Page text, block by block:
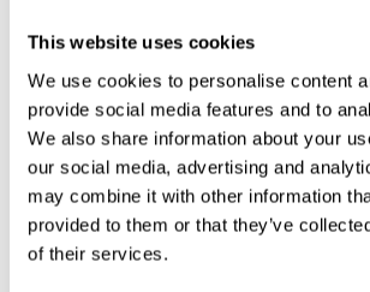
This website uses cookies
We use cookies to personalise content
provide social media features and to
We also share information about your
our social media, advertising and
may combine it with other information
provided to them or that they’ve
of their services.
Biolani Talvekate paigaldatakse
kollaseks muutunud ja suurelt
pudenenud ning maapind on
taimede katmiseks on siis, kui
pidevalt umnes -5 kraadi. Biolan